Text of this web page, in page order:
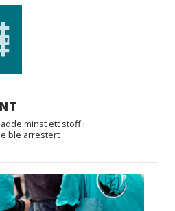
minst ett stoff i
ble arrestert